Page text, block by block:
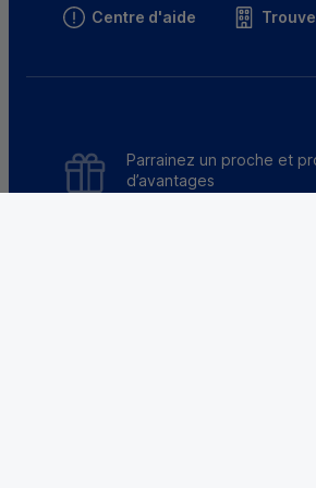
Centre d'aide
Parrainez un proche et
d’avantages